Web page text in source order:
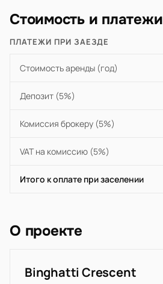
Стоимость и платежи
ПЛАТЕЖИ ПРИ ЗАЕЗДЕ
Стоимость аренды (год)
Депозит (5%)
Комиссия брокеру (5%)
VAT на комиссию (5%)
Итого к оплате при заселении
О проекте
Binghatti Crescent